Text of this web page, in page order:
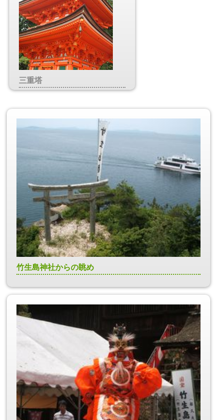
三重塔
竹生島神社からの眺め